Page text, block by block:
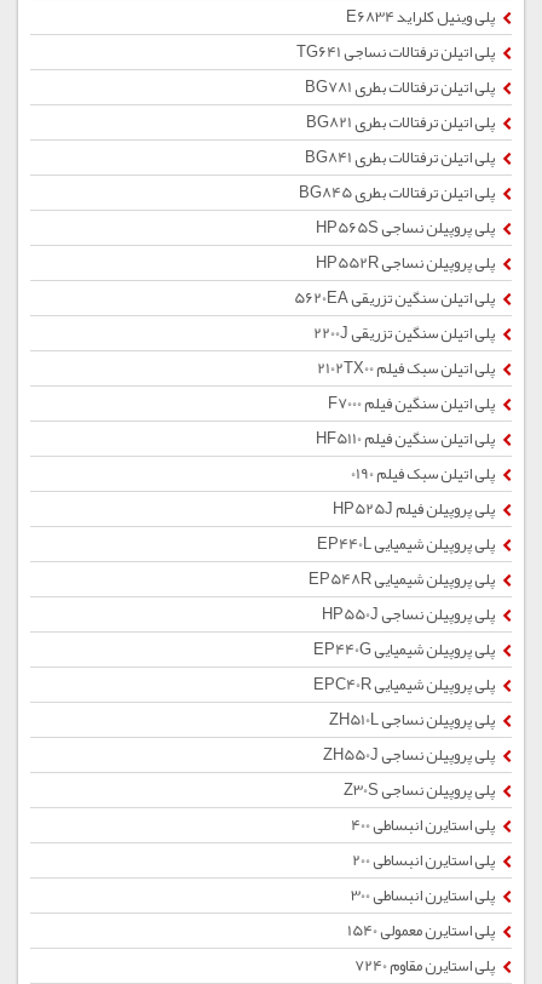
پلی وینیل کلراید E6834
پلی اتیلن ترفتالات نساجی TG641
پلی اتیلن ترفتالات بطری BG781
پلی اتیلن ترفتالات بطری BG821
پلی اتیلن ترفتالات بطری BG841
پلی اتیلن ترفتالات بطری BG845
پلی پروپیلن نساجی HP565S
پلی پروپیلن نساجی HP552R
پلی اتیلن سنگین تزریقی 5620EA
پلی اتیلن سنگین تزریقی 2200J
پلی اتیلن سبک فیلم 2102TX00
پلی اتیلن سنگین فیلم F7000
پلی اتیلن سنگین فیلم HF5110
پلی اتیلن سبک فیلم 0190
پلی پروپیلن فیلم HP525J
پلی پروپیلن شیمیایی EP440L
پلی پروپیلن شیمیایی EP548R
پلی پروپیلن نساجی HP550J
پلی پروپیلن شیمیایی EP440G
پلی پروپیلن شیمیایی EPC40R
پلی پروپیلن نساجی ZH510L
پلی پروپیلن نساجی ZH550J
پلی پروپیلن نساجی Z30S
پلی استایرن انبساطی 400
پلی استایرن انبساطی 200
پلی استایرن انبساطی 300
پلی استایرن معمولی 1540
پلی استایرن مقاوم 7240